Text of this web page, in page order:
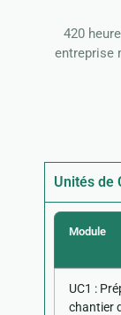
420
entreprise
Unités de
Module
UC1 :
chantier